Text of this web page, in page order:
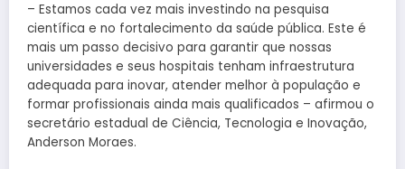
– Estamos cada vez mais investindo na pesquisa
científica e no fortalecimento da saúde pública. Este é
mais um passo decisivo para garantir que nossas
universidades e seus hospitais tenham infraestrutura
adequada para inovar, atender melhor à população e
formar profissionais ainda mais qualificados – afirmou o
secretário estadual de Ciência, Tecnologia e Inovação,
Anderson Moraes.